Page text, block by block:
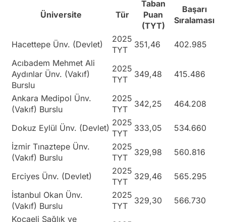
Üniversite Tür
Taban
Puan
(TYT)
Başarı
Sıralaması
Hacettepe Ünv. (Devlet)
2025
TYT
351,46
402.985
Acıbadem Mehmet Ali
Aydınlar Ünv. (Vakıf)
Burslu
2025
TYT
349,48 415.486
Ankara Medipol Ünv.
(Vakıf) Burslu
2025
TYT
342,25 464.208
Dokuz Eylül Ünv. (Devlet)
2025
TYT
333,05
534.660
İzmir Tınaztepe Ünv.
(Vakıf) Burslu
2025
TYT
329,98 560.816
Erciyes Ünv. (Devlet)
2025
TYT
329,46
565.295
İstanbul Okan Ünv.
(Vakıf) Burslu
2025
TYT
329,30
566.730
Kocaeli Sağlık ve